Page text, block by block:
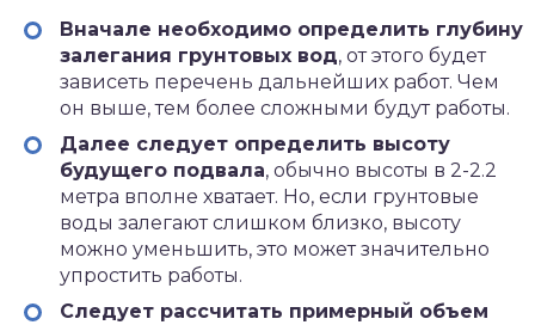
Вначале необходимо определить глубину
залегания грунтовых вод, от этого будет
зависеть перечень дальнейших работ. Чем
он выше, тем более сложными будут работы.
Далее следует определить высоту
будущего подвала, обычно высоты в 2-2.2
метра вполне хватает. Но, если грунтовые
воды залегают слишком близко, высоту
можно уменьшить, это может значительно
упростить работы.
Следует рассчитать примерный объем